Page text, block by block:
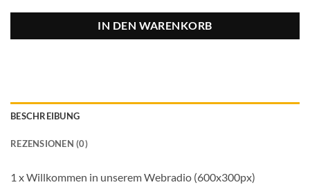
IN DEN WARENKORB
BESCHREIBUNG
REZENSIONEN (0)
1 x Willkommen in unserem Webradio (600x300px)